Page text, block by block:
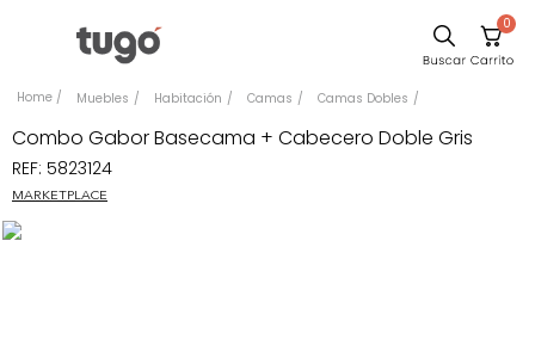
0
Muebles Habitación Camas Camas Dobles
Combo Gabor Basecama + Cabecero Doble Gris
REF: 5823124
MARKETPLACE
Comedor
Escritorio